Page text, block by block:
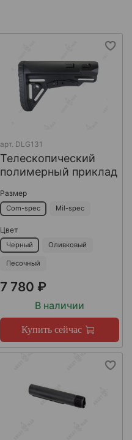
арт. DLG131
Телескопический
полимерный приклад
Размер
Com-spec Mil-spec
Цвет
Черный Оливковый
Песочный
7 780 ₽
В наличии
Купить сейчас